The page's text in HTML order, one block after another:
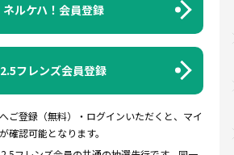
ネルケハ！会員登録
2.5フレンズ会員登録
ご登録（無料）・ログインいただくと、マイ
確認可能となります。